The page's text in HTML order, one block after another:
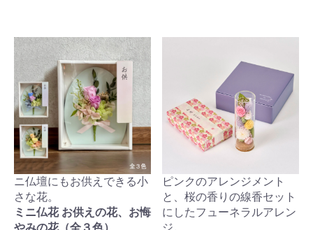
ニ仏壇にもお供えできる小
さな花。
ミニ仏花 お供えの花、お悔
ピンクのアレンジメント
と、桜の香りの線香セット
にしたフューネラルアレン